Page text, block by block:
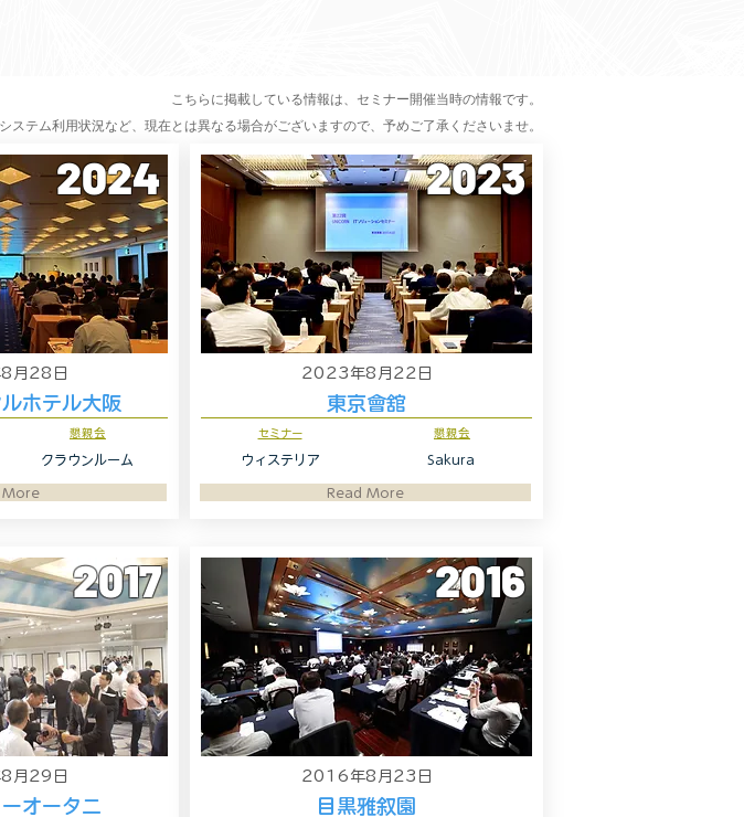
こちらに掲載している情報は、セミナー開催当時の情報です。
ステム利用状況など、現在とは異なる場合がございますので、予めご了承くださいませ。
2024
月28日
ホテル大阪
懇親会
クラウンルーム
More
2017
月29日
オータニ
2023
2023年8月22日
東京會舘
セミナー
ウィステリア
懇親会
Sakura
Read More
2016
2016年8月23日
目黒雅叙園